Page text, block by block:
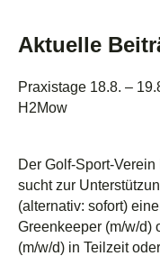
Aktuelle
Praxistage 18.8. –
H2Mow
Der Golf-Sport-
sucht zur
(alternativ: sofort)
Greenkeeper (m/w/d)
(m/w/d) in Teilzeit